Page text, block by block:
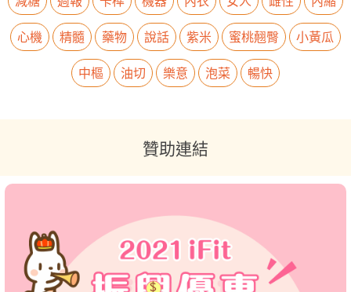
心機
精髓 藥物 說話 紫米 蜜桃翹臀
小黃瓜
中樞
油切 樂意 泡菜 暢快
贊助連結